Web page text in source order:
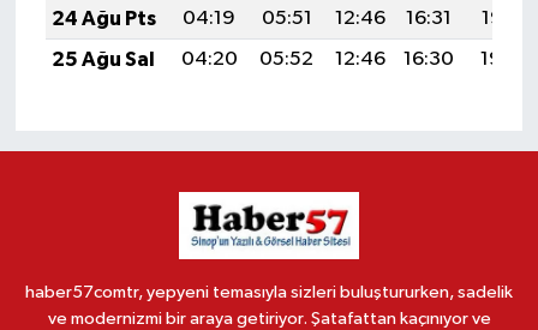
24 Ağu Pts
04:19 05:51 12:46 16:31
19:32
25 Ağu Sal
04:20 05:52 12:46 16:30 19:30
haber57comtr, yepyeni temasıyla sizleri buluştururken, sadelik
ve modernizmi bir araya getiriyor. Şatafattan kaçınıyor ve